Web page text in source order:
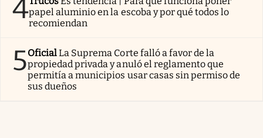
4papel aluminio en la escoba y por qué todos lo
recomiendan
5OficialLa Suprema Corte falló a favor de la
propiedad privada y anuló el reglamento que
permitía a municipios usar casas sin permiso de
sus dueños